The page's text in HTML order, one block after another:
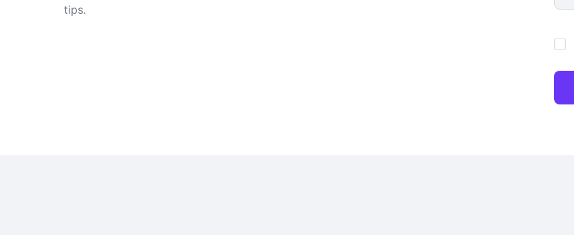
tips.